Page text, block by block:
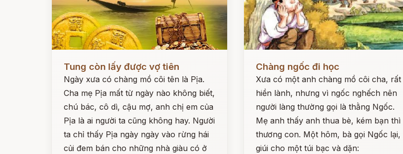
Tung còn lấy được vợ tiên
Ngày xưa có chàng mồ côi tên là Pịa.
Cha mẹ Pịa mất từ ngày nào không biết,
chú bác, cô dì, cậu mợ, anh chị em của
Pịa là ai người ta cũng không hay. Người
ta chỉ thấy Pịa ngày ngày vào rừng hái
củi đem bán cho những nhà giàu có ở
Chàng ngốc đi học
Xưa có một anh chàng mồ côi cha, rất
hiền lành, nhưng vì ngốc nghếch nên
người làng thường gọi là thằng Ngốc.
Mẹ anh thấy anh thua bè, kém bạn thì
thương con. Một hôm, bà gọi Ngốc lại,
giúi cho một túi bạc và dặn: